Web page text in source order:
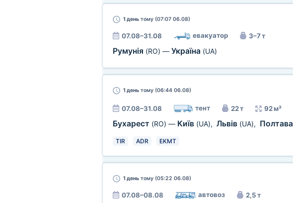
1 деньтому (07:07 06.08)
07.08–31.08 евакуатор 3–7 т
Румунія (RO) — Україна (UA)
1 деньтому (06:44 06.08)
07.08–31.08 тент 22 т 92 м³
Бухарест (RO) — Київ (UA), Львів (UA), Полтава
TIR ADR EKMT
1 деньтому (05:22 06.08)
07.08–08.08 автовоз 2,5 т